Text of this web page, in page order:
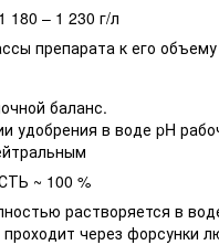
– 1 230 г/л
препарата к его объему
баланс.
удобрения в воде pH
~ 100 %
растворяется в
проходит через форсунки